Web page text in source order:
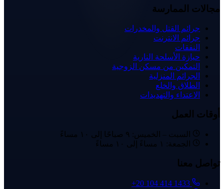
مجالات الممارسة
جرائم القتل والمخدرات
جرائم الانترنت
النفقات
حيازة الأسلحة النارية
التمكين من مسكن الزوجية
الجرائم المنزلية
الطلاق والخلع
الاعتداء والتهديدات
أوقات العمل
السبت – الخميس: ٩ صباحًا إلى ١٠ مساءً
الجمعة: ١ مساءً إلى ١٠ مساءً
تواصل معنا
+20 104 414 1433